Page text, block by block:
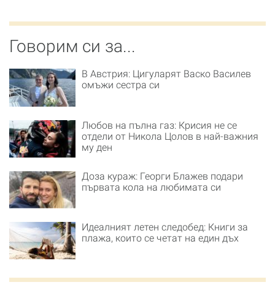
Говорим си за...
В Австрия: Цигуларят Васко Василев
омъжи сестра си
Любов на пълна газ: Крисия не се
отдели от Никола Цолов в най-важния
му ден
Доза кураж: Георги Блажев подари
първата кола на любимата си
Идеалният летен следобед: Книги за
плажа, които се четат на един дъх